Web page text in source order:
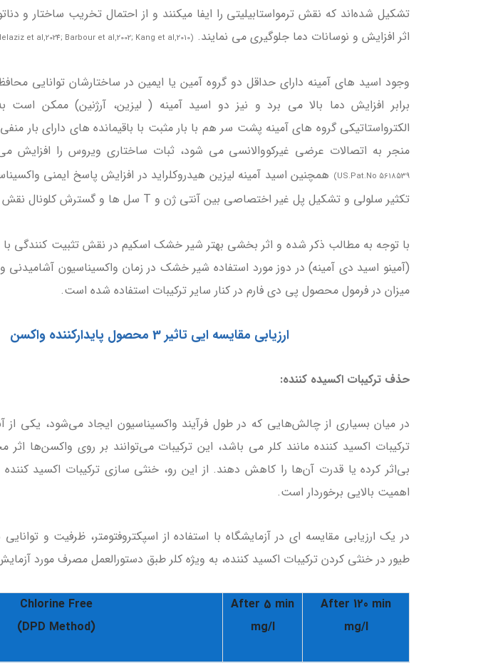
تشکیل شده‌اند که نقش ترمواستابیلیتی را ایفا میکنند و از احتمال تخریب ساختار و
اثر افزایش و نوسانات دما جلوگیری می نمایند. (Abdelaziz et al,2024; Barbour et al,2002; Kang et al,2010)
وجود اسید های آمینه دارای حداقل دو گروه آمین یا ایمین در ساختارشان توانایی
برابر افزایش دما بالا می برد و نیز دو اسید آمینه ( لیزین، آرژنین) ممکن
الکترواستاتیکی گروه های آمینه پشت سر هم با بار مثبت با باقیمانده های دارای بار
منجر به اتصالات عرضی غیرکووالانسی می شود، ثبات ساختاری ویروس را افزایش
US.Pat.No 5618539)
همچنین اسید آمینه لیزین هیدروکلراید در افزایش پاسخ ایمنی
تکثیر سلولی و تشکیل پل غیر اختصاصی بین آنتی ژن و T سل ها و گسترش کلونال نقش دارد
با توجه به مطالب ذکر شده و اثر بخشی بهتر شیر خشک اسکیم در نقش تثبیت کنندگی با
(آمینو اسید دی آمینه) در دوز مورد استفاده شیر خشک در زمان واکسیناسیون آشامیدنی
میزان در فرمول محصول پی دی فارم در کنار سایر ترکیبات استفاده شده است.
ارزیابی مقایسه ایی تاثیر 3 محصول پایدارکننده واکسن
حذف ترکیبات اکسیده کننده:
در میان بسیاری از چالش‌هایی که در طول فرآیند واکسیناسیون ایجاد می‌شود، یکی از
ترکیبات اکسید کننده مانند کلر می باشد، این ترکیبات می‌توانند بر روی واکسن‌ها اثر
بی‌اثر کرده یا قدرت آن‌ها را کاهش دهند. از این رو، خنثی سازی ترکیبات اکسید کننده
اهمیت بالایی برخوردار است.
در یک ارزیابی مقایسه ای در آزمایشگاه با استفاده از اسپکتروفتومتر، ظرفیت و
طیور در خنثی کردن ترکیبات اکسید کننده، به ویژه کلر طبق دستورالعمل مصرف مورد آزمایش
After 120 min
mg/l
After 5 min
mg/l
Chlorine Free
(DPD Method)